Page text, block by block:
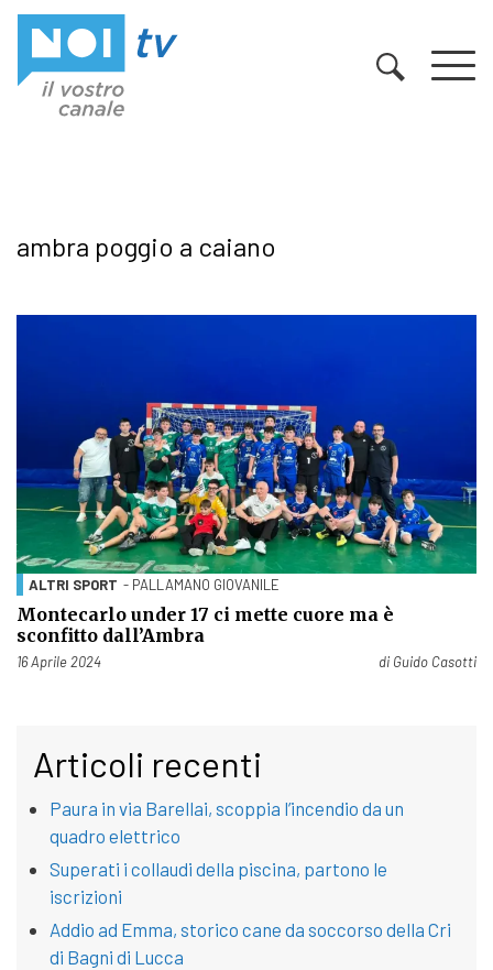
ambra poggio a caiano
ALTRI SPORT - PALLAMANO GIOVANILE
Montecarlo under 17 ci mette cuore ma è
sconfitto dall’Ambra
Pubblicato il
16 Aprile 2024 di Guido Casotti
Articoli recenti
Paura in via Barellai, scoppia l’incendio da un
quadro elettrico
Superati i collaudi della piscina, partono le
iscrizioni
Addio ad Emma, storico cane da soccorso della Cri
di Bagni di Lucca